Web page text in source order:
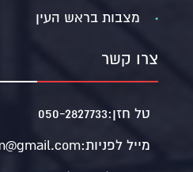
מצבות בראש העין
צרו קשר
טל חזן:050-2827733
מייל לפניות: